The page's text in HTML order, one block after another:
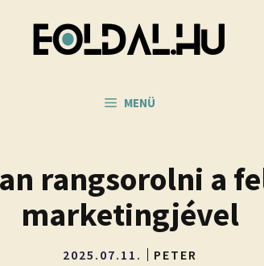
MENÜ
rangsorolni a
marketingjével
2025.07.11. PETER